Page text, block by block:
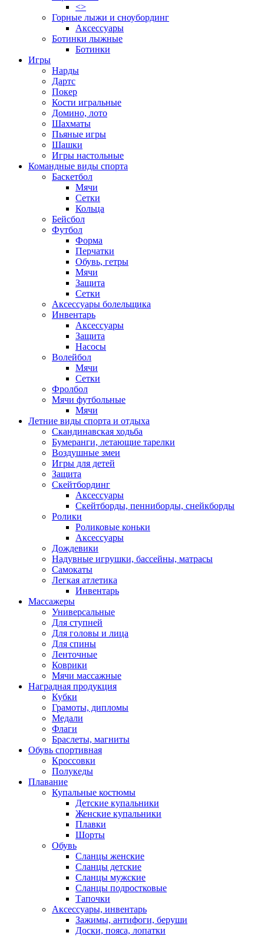
<>
Горные лыжи и сноубординг
Аксессуары
Ботинки лыжные
Ботинки
Игры
Нарды
Дартс
Покер
Кости игральные
Домино, лото
Шахматы
Пьяные игры
Шашки
Игры настольные
Командные виды спорта
Баскетбол
Мячи
Сетки
Кольца
Бейсбол
Футбол
Форма
Перчатки
Обувь, гетры
Мячи
Защита
Сетки
Аксессуары болельщика
Инвентарь
Аксессуары
Защита
Насосы
Волейбол
Мячи
Сетки
Фролбол
Мячи футбольные
Мячи
Летние виды спорта и отдыха
Скандинавская ходьба
Бумеранги, летающие тарелки
Воздушные змеи
Игры для детей
Защита
Скейтбординг
Аксессуары
Скейтборды, пенниборды, снейкборды
Ролики
Роликовые коньки
Аксессуары
Дождевики
Надувные игрушки, бассейны, матрасы
Самокаты
Легкая атлетика
Инвентарь
Массажеры
Универсальные
Для ступней
Для головы и лица
Для спины
Ленточные
Коврики
Мячи массажные
Наградная продукция
Кубки
Грамоты, дипломы
Медали
Флаги
Браслеты, магниты
Обувь спортивная
Кроссовки
Полукеды
Плавание
Купальные костюмы
Детские купальники
Женские купальники
Плавки
Шорты
Обувь
Сланцы женские
Сланцы детские
Сланцы мужские
Сланцы подростковые
Тапочки
Аксессуары, инвентарь
Зажимы, антифоги, беруши
Доски, пояса, лопатки